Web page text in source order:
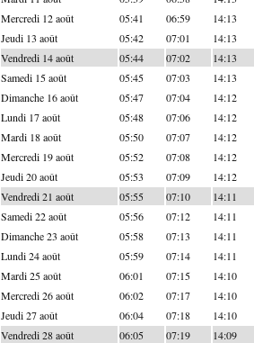
Mercredi 12 août 05:41 06:59 14:13
Jeudi 13 août 05:42 07:01 14:13
Vendredi 14 août 05:44 07:02 14:13
Samedi 15 août 05:45 07:03 14:13
Dimanche 16 août 05:47 07:04 14:12
Lundi 17 août 05:48 07:06 14:12
Mardi 18 août 05:50 07:07 14:12
Mercredi 19 août 05:52 07:08 14:12
Jeudi 20 août 05:53 07:09 14:12
Vendredi 21 août 05:55 07:10 14:11
Samedi 22 août 05:56 07:12 14:11
Dimanche 23 août 05:58 07:13 14:11
Lundi 24 août 05:59 07:14 14:11
Mardi 25 août 06:01 07:15 14:10
Mercredi 26 août 06:02 07:17 14:10
Jeudi 27 août 06:04 07:18 14:10
Vendredi 28 août 06:05 07:19 14:09